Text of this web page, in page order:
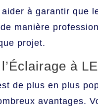
à garantir que
manière
projet.
à
de plus en plus
avantages.